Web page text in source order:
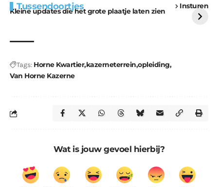
Tussendoortjes Insturen
Kleine updates die het grote plaatje laten zien
voor kabouters
uitdaging
Tags: Horne Kwartierkazerneterrein opleiding
Van Horne Kazerne
Wat is jouw gevoel hierbij?